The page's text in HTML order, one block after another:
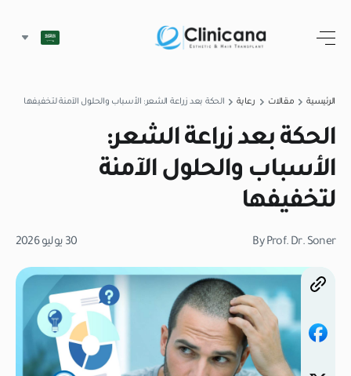
الرئيسية مقالات رعاية الحكة بعد زراعة الشعر: الأسباب والحلول الآمنة لتخفيفها
الحكة بعد زراعة الشعر:
الأسباب والحلول الآمنة
لتخفيفها
By Prof. Dr. Soner 30 يوليو 2026